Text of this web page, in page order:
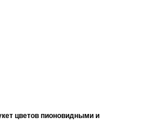
цветов пионовидными и